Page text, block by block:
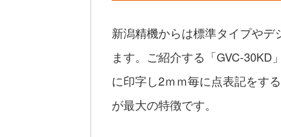
新潟精機からは標準タイプや
ます。ご紹介する「GVC-
に印字し2ｍｍ毎に点表記をす
が最大の特徴です。